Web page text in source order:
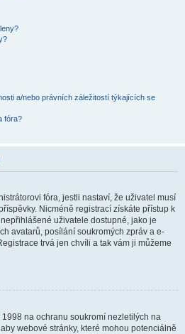
a/nebo právních záležitostí týkajících se
fóra?
fóra, jestli nastaví, že uživatel musí
Nicméně registrací získáte přístup k
uživatele dostupné, jako je
avatarů, posílání soukromých zpráv a e-
trvá jen chvíli a tak vám ji můžeme
na ochranu soukromí nezletilých na
webové stránky, které mohou potenciálně